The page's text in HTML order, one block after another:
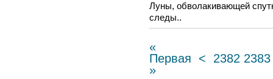
Луны, обволакивающей
следы..
«
Первая
< 2382 2383
»